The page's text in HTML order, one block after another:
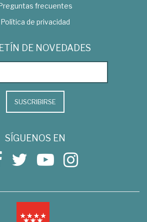
frecuentes
Política de privacidad
DE NOVEDADES
SUSCRIBIRSE
SÍGUENOS EN